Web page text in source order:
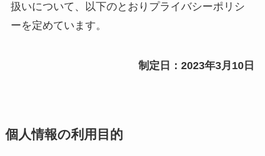
扱いについて、以下のとおりプライバシーポリシ
ーを定めています。
制定日：2023年3月10日
個人情報の利用目的